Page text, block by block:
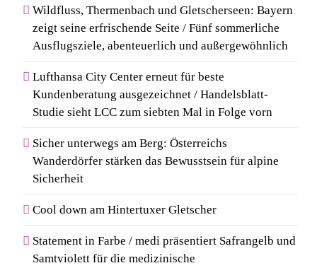
Wildfluss, Thermenbach und Gletscherseen: Bayern
zeigt seine erfrischende Seite / Fünf sommerliche
Ausflugsziele, abenteuerlich und außergewöhnlich
Lufthansa City Center erneut für beste
Kundenberatung ausgezeichnet / Handelsblatt-
Studie sieht LCC zum siebten Mal in Folge vorn
Sicher unterwegs am Berg: Österreichs
Wanderdörfer stärken das Bewusstsein für alpine
Sicherheit
Cool down am Hintertuxer Gletscher
Statement in Farbe / medi präsentiert Safrangelb und
Samtviolett für die medizinische